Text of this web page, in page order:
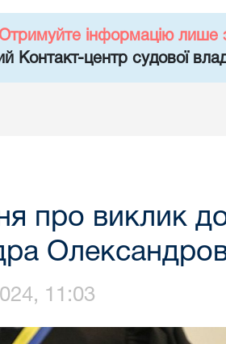
інформацію лише
Контакт-центр судової
про виклик
11:03